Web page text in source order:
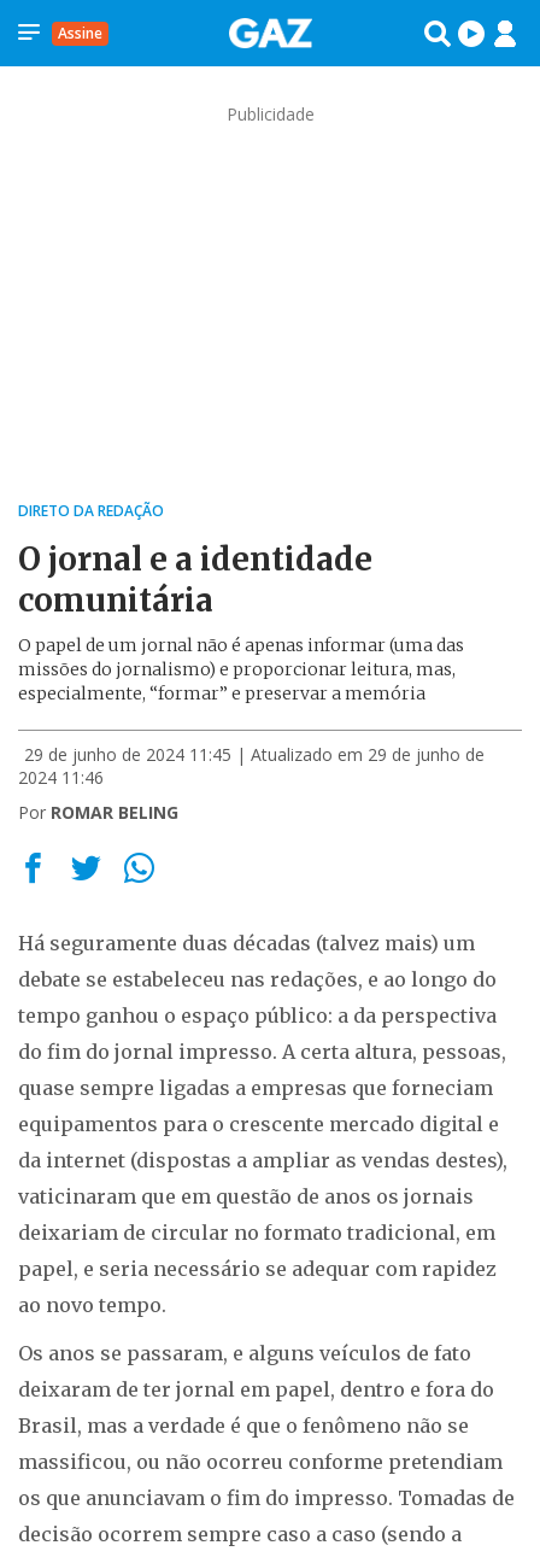
Assine
Publicidade
DIRETO DA REDAÇÃO
O jornal e a identidade
comunitária
O papel de um jornal não é apenas informar (uma das
missões do jornalismo) e proporcionar leitura, mas,
especialmente, “formar” e preservar a memória
29 de junho de 2024 11:45 | Atualizado em 29 de junho de
2024 11:46
Por ROMAR BELING
Há seguramente duas décadas (talvez mais) um
debate se estabeleceu nas redações, e ao longo do
tempo ganhou o espaço público: a da perspectiva
do fim do jornal impresso. A certa altura, pessoas,
quase sempre ligadas a empresas que forneciam
equipamentos para o crescente mercado digital e
da internet (dispostas a ampliar as vendas destes),
vaticinaram que em questão de anos os jornais
deixariam de circular no formato tradicional, em
papel, e seria necessário se adequar com rapidez
ao novo tempo.
Os anos se passaram, e alguns veículos de fato
deixaram de ter jornal em papel, dentro e fora do
Brasil, mas a verdade é que o fenômeno não se
massificou, ou não ocorreu conforme pretendiam
os que anunciavam o fim do impresso. Tomadas de
decisão ocorrem sempre caso a caso (sendo a